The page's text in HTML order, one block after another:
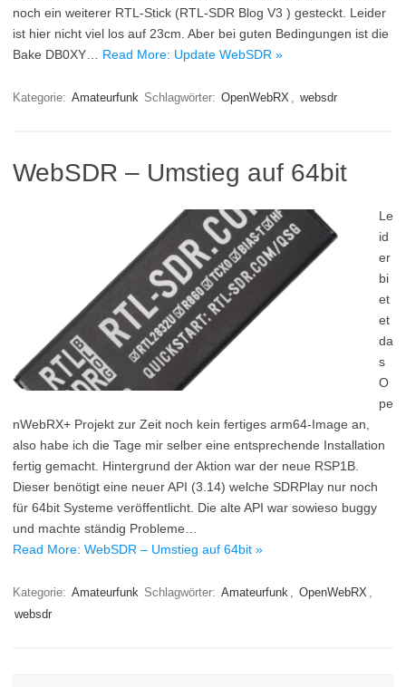
noch ein weiterer RTL-Stick (RTL-SDR Blog V3 ) gesteckt. Leider
ist hier nicht viel los auf 23cm. Aber bei guten Bedingungen ist die
Bake DB0XY… Read More: Update WebSDR »
Kategorie: Amateurfunk Schlagwörter: OpenWebRX , websdr
WebSDR – Umstieg auf 64bit
Le
id
er
bi
et
et
da
s
O
pe
nWebRX+ Projekt zur Zeit noch kein fertiges arm64-Image an,
also habe ich die Tage mir selber eine entsprechende Installation
fertig gemacht. Hintergrund der Aktion war der neue RSP1B.
Dieser benötigt eine neuer API (3.14) welche SDRPlay nur noch
für 64bit Systeme veröffentlicht. Die alte API war sowieso buggy
und machte ständig Probleme…
Read More: WebSDR – Umstieg auf 64bit »
Kategorie: Amateurfunk Schlagwörter: Amateurfunk , OpenWebRX ,
websdr